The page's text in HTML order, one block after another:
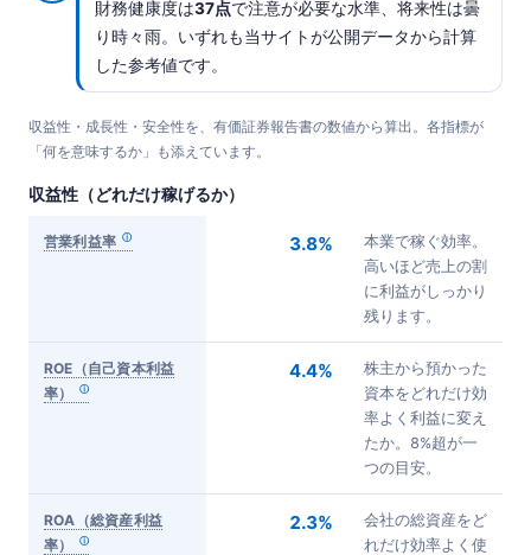
財務健康度は37点で注意が必要な水準、将来性は曇
り時々雨。いずれも当サイトが公開データから計算
した参考値です。
収益性・成長性・安全性を、有価証券報告書の数値から算出。各指標が
「何を意味するか」も添えています。
収益性（どれだけ稼げるか）
営業利益率 3.8%
本業で稼ぐ効率。
高いほど売上の割
に利益がしっかり
残ります。
ROE（自己資本利益
率）
4.4%
株主から預かった
資本をどれだけ効
率よく利益に変え
たか。8%超が一
つの目安。
ROA（総資産利益
率）
2.3%
会社の総資産をど
れだけ効率よく使